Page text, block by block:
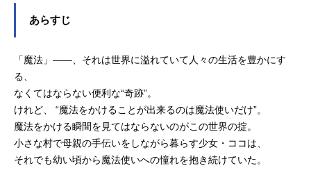
あらすじ
「魔法」――、それは世界に溢れていて人々の生活を豊かにす
る、
なくてはならない便利な“奇跡”。
けれど、 “魔法をかけることが出来るのは魔法使いだけ”。
魔法をかける瞬間を見てはならないのがこの世界の掟。
小さな村で母親の手伝いをしながら暮らす少女・ココは、
それでも幼い頃から魔法使いへの憧れを抱き続けていた。